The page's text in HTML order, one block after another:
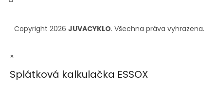
Copyright 2026 JUVACYKLO. Všechna práva vyhrazena.
×
Splátková kalkulačka ESSOX